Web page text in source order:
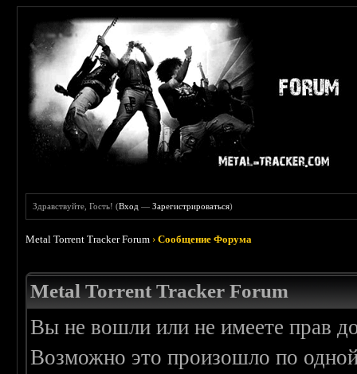
Здравствуйте, Гость! (Вход —Зарегистрироваться)
Metal Torrent Tracker Forum ›Сообщение Форума
Metal Torrent Tracker Forum
Вы не вошли или не имеете прав
Возможно это произошло по